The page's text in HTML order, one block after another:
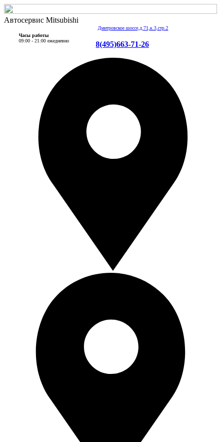
Автосервис Mitsubishi
Дмитровское шоссе,д.71,к.3,стр.2
Часы работы
09:00 - 21:00 ежедневно
8(495)663-71-26